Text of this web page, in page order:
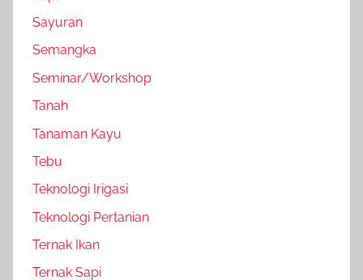
Sayuran
Semangka
Seminar/Workshop
Tanah
Tanaman Kayu
Tebu
Teknologi Irigasi
Teknologi Pertanian
Ternak Ikan
Ternak Sapi